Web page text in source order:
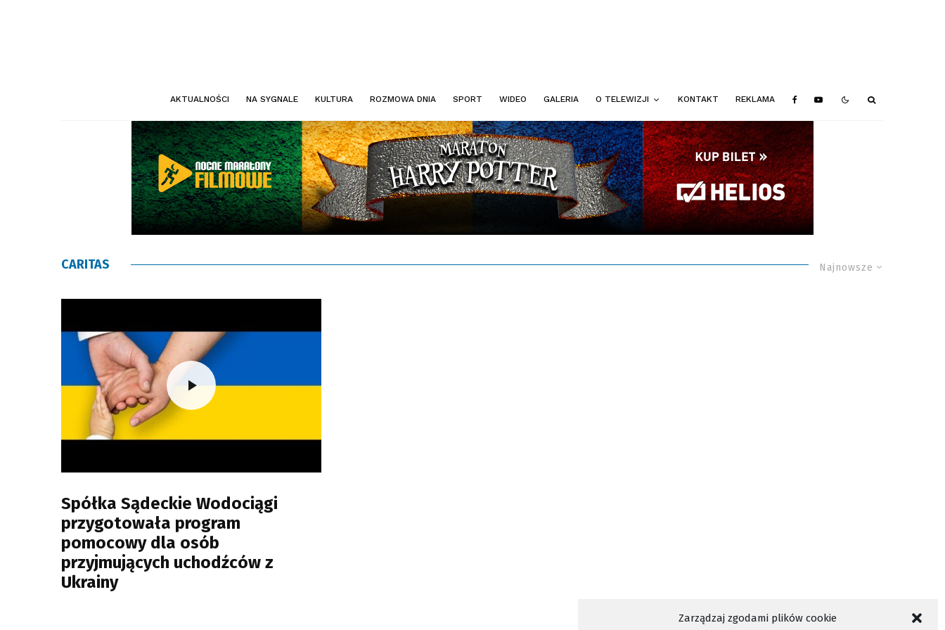
Zarządzaj zgodami plików cookie
AKTUALNOŚCI NA SYGNALE KULTURA ROZMOWA DNIA SPORT WIDEO GALERIA O TELEWIZJI KONTAKT REKLAMA
Najnowsze
CARITAS
Spółka Sądeckie Wodociągi
przygotowała program
pomocowy dla osób
przyjmujących uchodźców z
Ukrainy